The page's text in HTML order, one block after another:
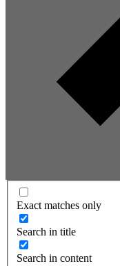
Exact matches only
Search in title
Search in content